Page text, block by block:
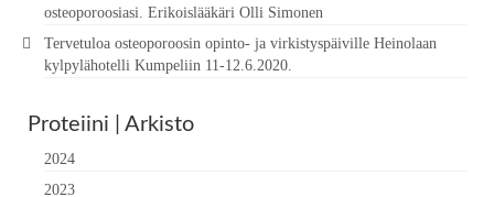
osteoporoosiasi. Erikoislääkäri Olli Simonen
Tervetuloa osteoporoosin opinto- ja virkistyspäiville Heinolaan
kylpylähotelli Kumpeliin 11-12.6.2020.
Proteiini | Arkisto
2024
2023